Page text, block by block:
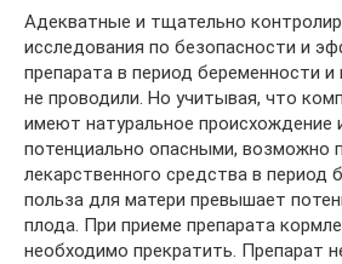
Адекватные и тщательно
исследования по безопасности и
препарата в период беременности
не проводили. Но учитывая, что
имеют натуральное происхождение
потенциально опасными, возможно
лекарственного средства в период
польза для матери превышает
плода. При приеме препарата
необходимо прекратить. Препарат